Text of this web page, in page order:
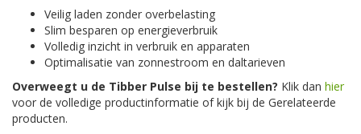
Veilig laden zonder overbelasting
Slim besparen op energieverbruik
Volledig inzicht in verbruik en apparaten
Optimalisatie van zonnestroom en daltarieven
Overweegt u de Tibber Pulse bij te bestellen? Klik dan hier
voor de volledige productinformatie of kijk bij de Gerelateerde
producten.